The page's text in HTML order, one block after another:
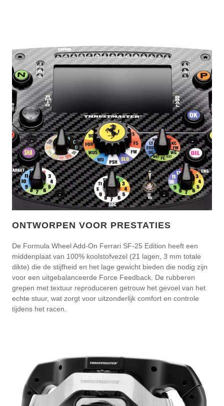
ONTWORPEN VOOR PRESTATIES
De Formula Wheel Add-On Ferrari SF-25 Edition heeft een
middenplaat van 100% koolstofvezel (21 lagen, 3 mm totale
dikte) die de stijfheid en het lage gewicht bieden die nodig zijn
voor een uitgebalanceerde Force Feedback. De rubberen
grepen met textuur reproduceren getrouw het gevoel van het
echte stuur, wat zorgt voor uitzonderlijk comfort en controle
tijdens het racen.